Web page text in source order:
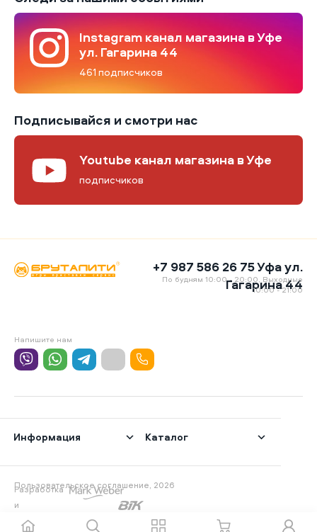
Instagram канал магазина в Уфе
ул. Гагарина 44
461 подписчиков
Подписывайся и смотри нас
Youtube канал магазина в Уфе
подписчиков
Пользовательское соглашение, 2026
Информация Каталог
+7 987 586 26 75 Уфа ул.
Гагарина 44
По будням 10:00 - 20:00, Выходные
10:00 - 21:00
Напишите нам
Разработка
и